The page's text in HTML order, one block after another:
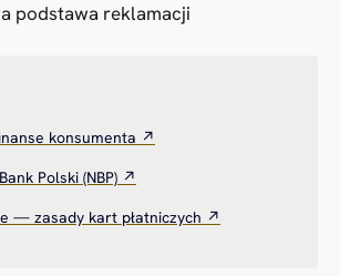
podstawa reklamacji
konsumenta ↗
Polski (NBP) ↗
— zasady kart płatniczych ↗